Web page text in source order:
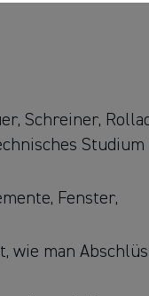
Schreiner,
Studium
Fenster,
wie man